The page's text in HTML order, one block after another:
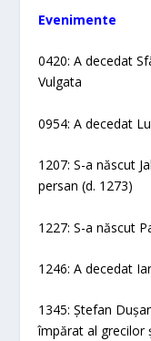
Evenimente
0420: A decedat
Vulgata
0954: A decedat
1207: S-a născut
persan (d. 1273)
1227: S-a născut
1246: A decedat
1345: Ștefan
împărat al grecilor